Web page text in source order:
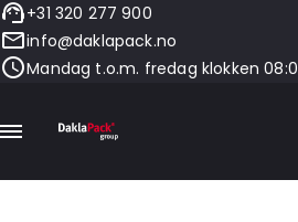
+31 320 277 900
info@daklapack.no
Mandag t.o.m. fredag klokken